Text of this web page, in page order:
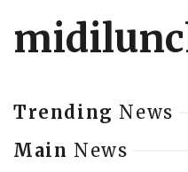
Trending News
Main News